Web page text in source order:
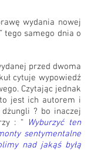
wydania nowej
tego samego dnia o
przed dwoma
cytuje wypowiedź
Czytając jednak
jest ich autorem i
? bo inaczej
: “
Wyburzyć ten
sentymentalne
nad jakąś byłą